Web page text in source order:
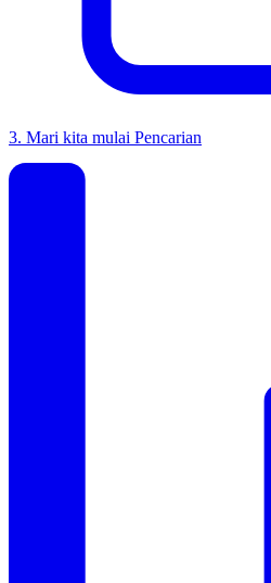
3. Mari kita mulai Pencarian